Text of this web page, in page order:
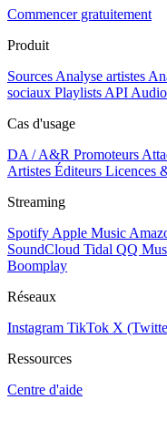
Commencer gratuitement
Produit
Sources Analyse artistes
sociaux Playlists API
Cas d'usage
DA / A&R Promoteurs
Artistes Éditeurs Licences
Streaming
Spotify Apple Music
SoundCloud Tidal QQ
Boomplay
Réseaux
Instagram TikTok X
Ressources
Centre d'aide